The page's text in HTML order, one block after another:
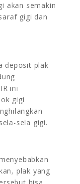
akan semakin
gigi dan
deposit plak
ini
gigi
sela gigi.
plak yang